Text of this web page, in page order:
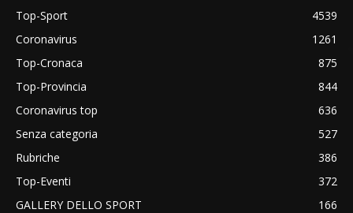
Top-Sport
4539
Coronavirus
1261
Top-Cronaca
875
Top-Provincia
844
Coronavirus top
636
Senza categoria
527
Rubriche
386
Top-Eventi
372
GALLERY DELLO SPORT
166